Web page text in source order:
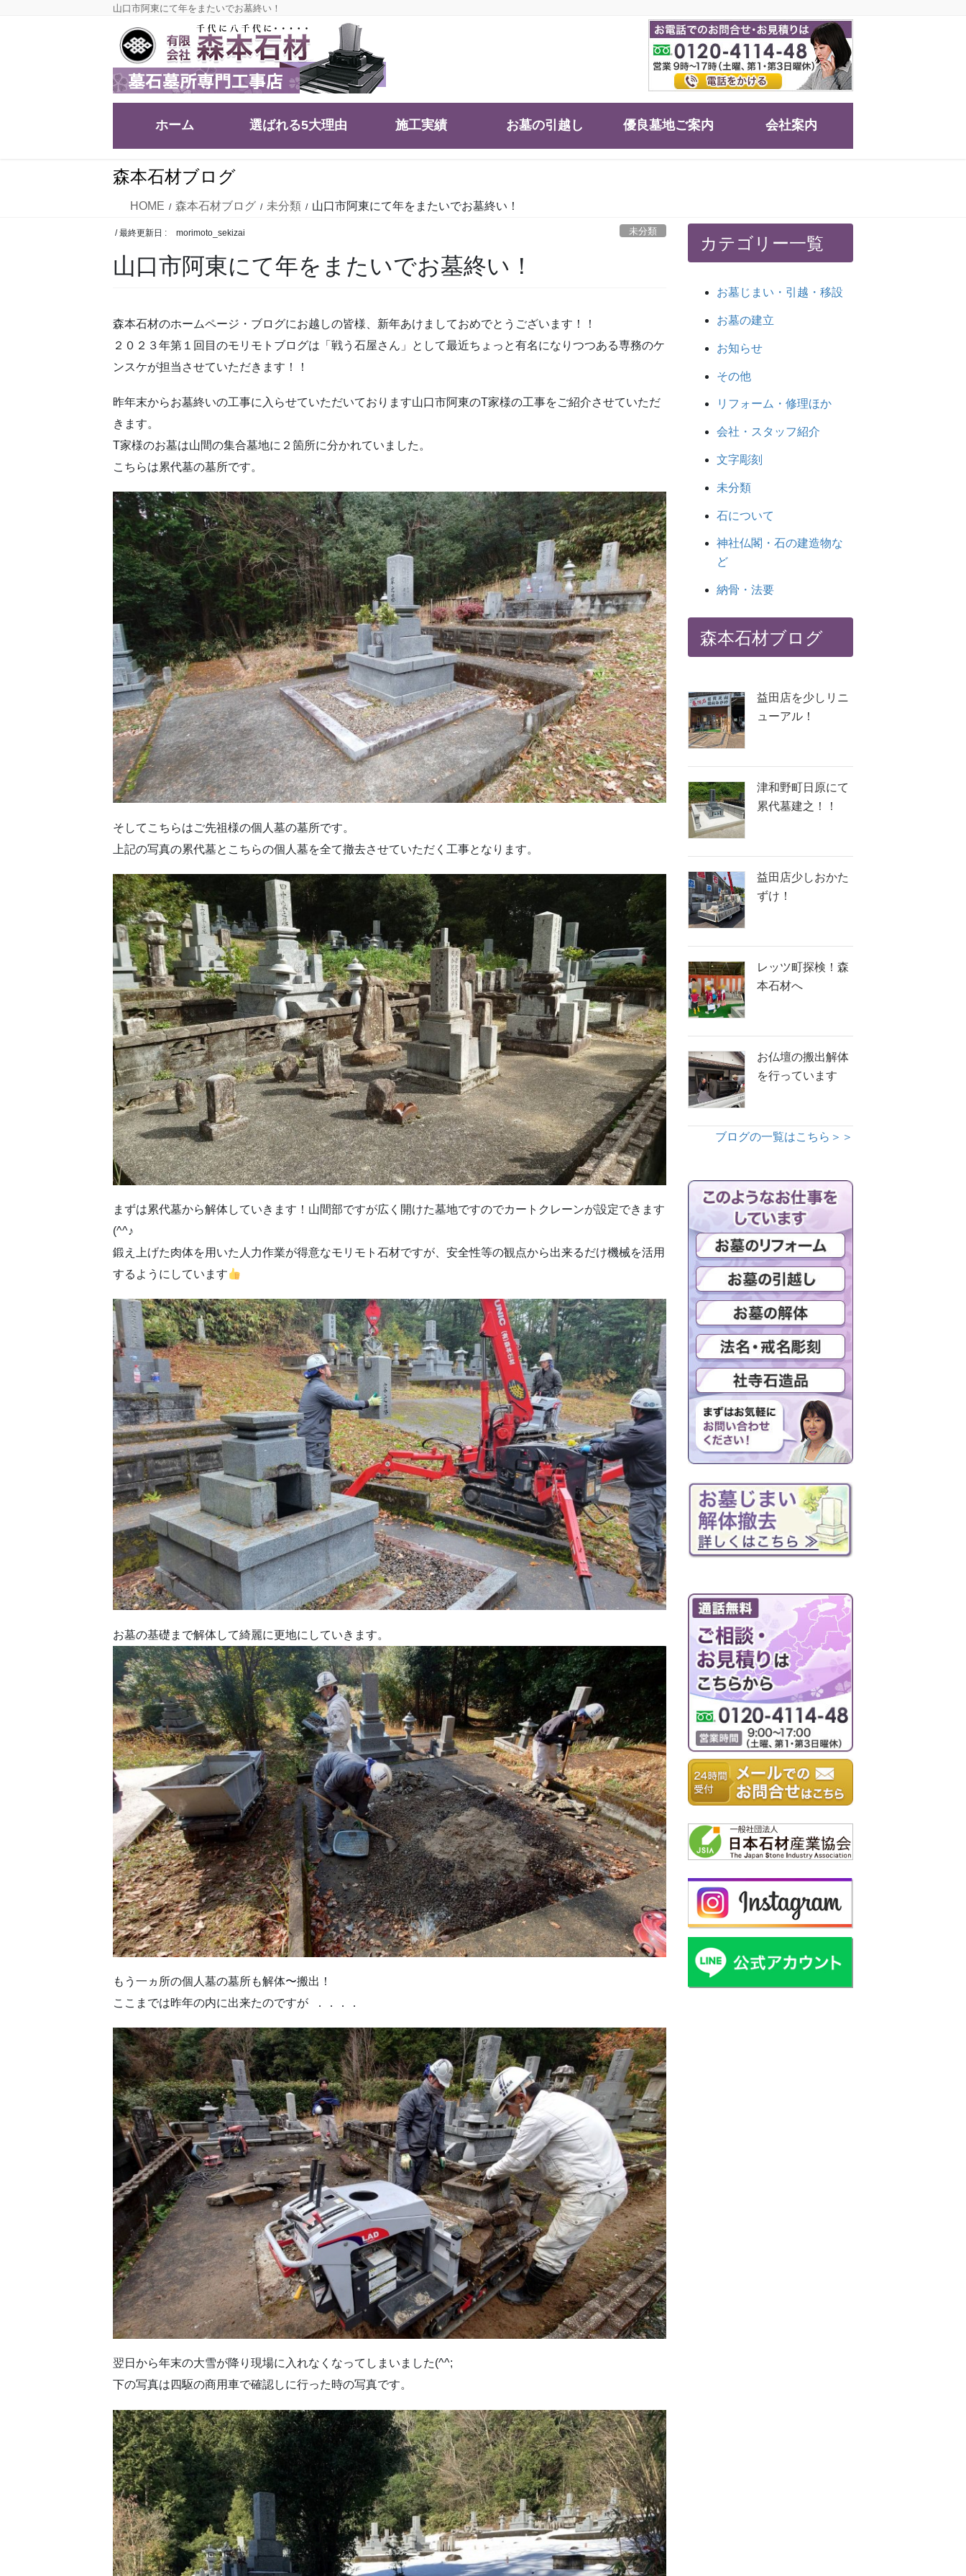
山口市阿東にて年をまたいでお墓終い！
ホーム 選ばれる5大理由 施工実績 お墓の引越し 優良墓地ご案内 会社案内
森本石材ブログ
HOME 森本石材ブログ 未分類 山口市阿東にて年をまたいでお墓終い！
/ 最終更新日 : morimoto_sekizai 未分類
山口市阿東にて年をまたいでお墓終い！
森本石材のホームページ・ブログにお越しの皆様、新年あけましておめでとうございます！！
２０２３年第１回目のモリモトブログは「戦う石屋さん」として最近ちょっと有名になりつつある専務のケ
ンスケが担当させていただきます！！
昨年末からお墓終いの工事に入らせていただいております山口市阿東のT家様の工事をご紹介させていただ
きます。
T家様のお墓は山間の集合墓地に２箇所に分かれていました。
こちらは累代墓の墓所です。
そしてこちらはご先祖様の個人墓の墓所です。
上記の写真の累代墓とこちらの個人墓を全て撤去させていただく工事となります。
まずは累代墓から解体していきます！山間部ですが広く開けた墓地ですのでカートクレーンが設定できます
(^^♪
鍛え上げた肉体を用いた人力作業が得意なモリモト石材ですが、安全性等の観点から出来るだけ機械を活用
するようにしています
お墓の基礎まで解体して綺麗に更地にしていきます。
もう一ヵ所の個人墓の墓所も解体〜搬出！
ここまでは昨年の内に出来たのですが ．．．．
翌日から年末の大雪が降り現場に入れなくなってしまいました(^^;
下の写真は四駆の商用車で確認しに行った時の写真です。
カテゴリー一覧
お墓じまい・引越・移設
お墓の建立
お知らせ
その他
リフォーム・修理ほか
会社・スタッフ紹介
文字彫刻
未分類
石について
神社仏閣・石の建造物な
ど
納骨・法要
森本石材ブログ
益田店を少しリニ
ューアル！
津和野町日原にて
累代墓建之！！
益田店少しおかた
ずけ！
レッツ町探検！森
本石材へ
お仏壇の搬出解体
を行っています
ブログの一覧はこちら＞＞